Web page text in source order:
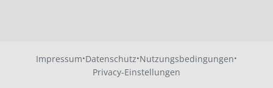
Impressum·Datenschutz·Nutzungsbedingungen·
Privacy-Einstellungen